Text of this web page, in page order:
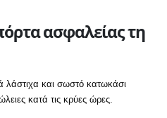
ασφαλείας τη
και σωστό κατωκάσι
κατά τις κρύες ώρες.